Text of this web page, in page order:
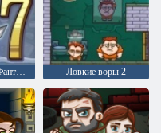
Улитка Боб 7: Фантастическая история Ловкие воры 2